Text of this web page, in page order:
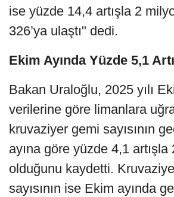
ise yüzde 14,4 artışla 2
326’ya ulaştı" dedi.
Ekim Ayında Yüzde 5,1
Bakan Uraloğlu, 2025 yılı
verilerine göre limanlara
kruvaziyer gemi sayısının
ayına göre yüzde 4,1 artışla
olduğunu kaydetti.
sayısının ise Ekim ayında